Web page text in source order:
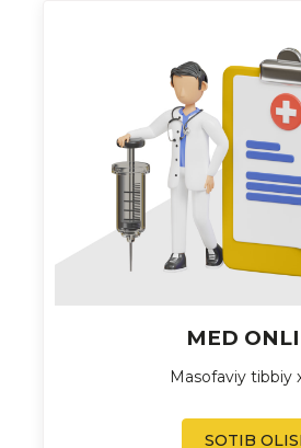
MED
Masofaviy tibbiy
SOTIB